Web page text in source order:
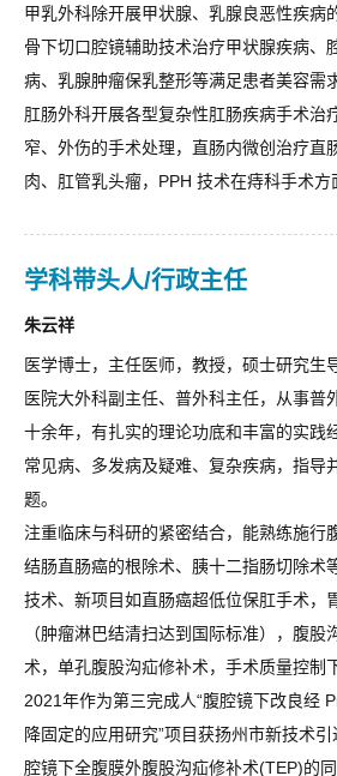
甲乳外科除开展甲状腺、乳腺良恶性疾病
骨下切口腔镜辅助技术治疗甲状腺疾病、
病、乳腺肿瘤保乳整形等满足患者美容需求
肛肠外科开展各型复杂性肛肠疾病手术治
窄、外伤的手术处理，直肠内微创治疗直
肉、肛管乳头瘤，PPH 技术在痔科手术方
学科带头人/行政主任
朱云祥
医学博士，主任医师，教授，硕士研究生
医院大外科副主任、普外科主任，从事普
十余年，有扎实的理论功底和丰富的实践
常见病、多发病及疑难、复杂疾病，指导
题。
注重临床与科研的紧密结合，能熟练施行
结肠直肠癌的根除术、胰十二指肠切除术
技术、新项目如直肠癌超低位保肛手术，
（肿瘤淋巴结清扫达到国际标准），腹股
术，单孔腹股沟疝修补术，手术质量控制
2021年作为第三完成人“腹腔镜下改良经
降固定的应用研究”项目获扬州市新技术
腔镜下全腹膜外腹股沟疝修补术(TEP)的同